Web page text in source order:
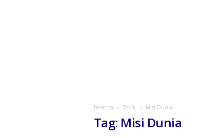
Beranda Topik Misi Dunia
Tag: Misi Dunia